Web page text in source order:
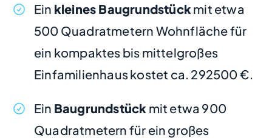
Ein kleines Baugrundstückmit etwa
500 Quadratmetern Wohnfläche für
ein kompaktes bis mittelgroßes
Einfamilienhaus kostet ca. 292500 €.
Ein Baugrundstück mit etwa 900
Quadratmetern für ein großes